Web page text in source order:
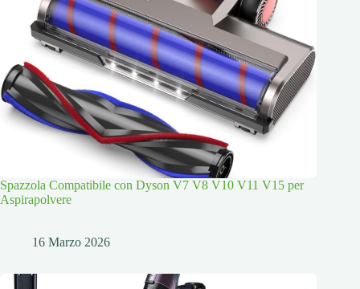
Spazzola Compatibile con Dyson V7 V8 V10 V11 V15 per
Aspirapolvere
16 Marzo 2026